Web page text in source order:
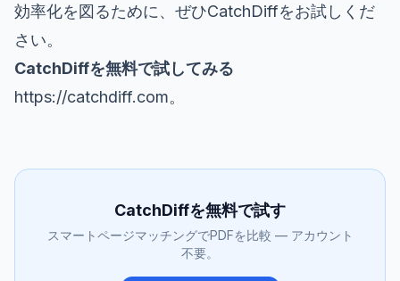
効率化を図るために、ぜひCatchDiffをお試しくだ
さい。
CatchDiffを無料で試してみる
https://catchdiff.com。
CatchDiffを無料で試す
スマートページマッチングでPDFを比較 — アカウント
不要。